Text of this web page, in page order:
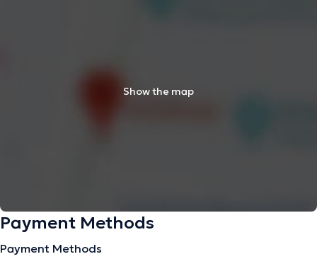
Show the map
Payment Methods
Payment Methods